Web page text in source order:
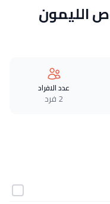
الليمون
عدد الافراد
2 فرد